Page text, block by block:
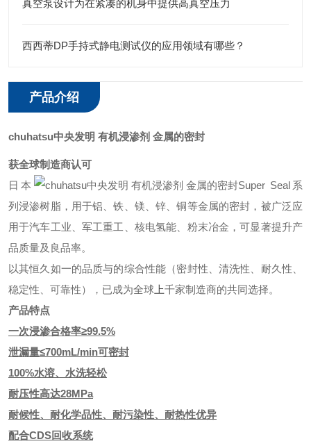
真空泵设计为在紧凑的机身中提供高真空压力
西西蒂DP手持式静电测试仪的应用领域有哪些？
产品介绍
chuhatsu中央发明 有机浸渗剂 金属的密封
获全球制造商认可
日本
Super Seal系
列浸渗树脂，用于铝、铁、镁、锌、铜等金属的密封，被广泛应
用于汽车工业、军工重工、核电氢能、粉末冶金，可显著提升产
品质量及良品率。
以其恒久如一的品质与的综合性能（密封性、清洗性、耐久性、
稳定性、可靠性），已成为全球 上千家制造商的共同选择。
产品特点
一次浸渗合格率≥99.5%
泄漏量≤700mL/min可密封
100%水溶、水洗轻松
耐压性高达28MPa
耐候性、耐化学品性、耐污染性、耐热性优异
配合CDS回收系统